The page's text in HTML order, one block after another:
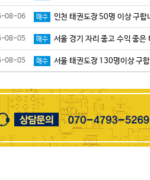
08-06 매수 인천 태권도장 50명 이상 구합
08-05 매수 서울 경기 자리 좋고 수익 좋은 태권
08-05 매수 서울 태권도장 130명이상 구